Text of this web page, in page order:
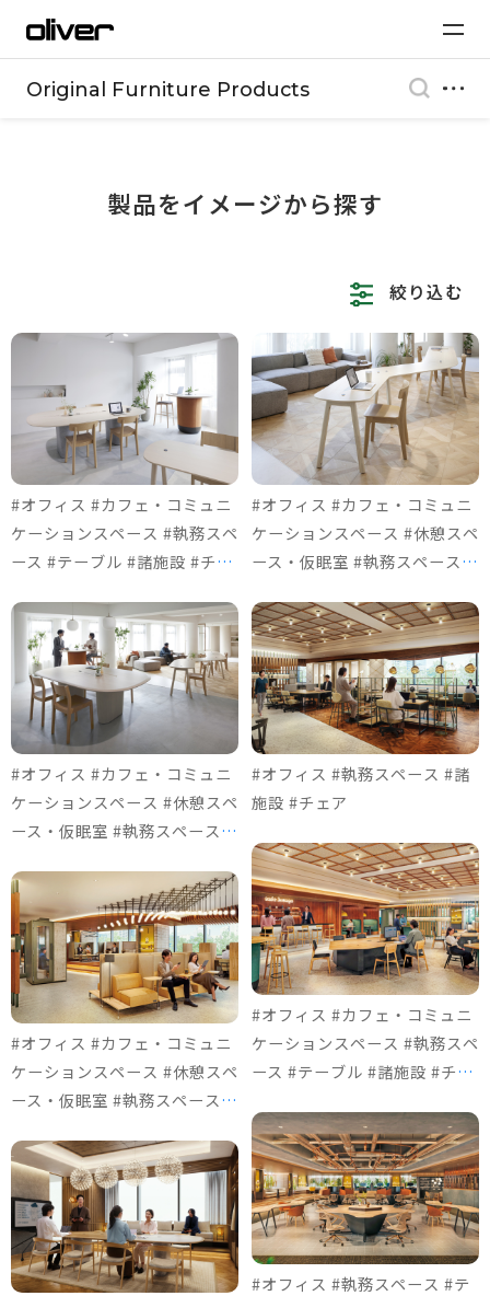
Original Furniture Products
製品をイメージから探す
絞り込む
#オフィス #カフェ・コミュニ
ケーションスペース #執務スペ
ース #テーブル #諸施設 #チェ
#オフィス #カフェ・コミュニ
ケーションスペース #休憩スペ
ース・仮眠室 #執務スペース #
ビーチェア #チェア
#オフィス #カフェ・コミュニ
ケーションスペース #休憩スペ
ース・仮眠室 #執務スペース #
#チェア #個室ブース
#オフィス #カフェ・コミュニ
ケーションスペース #休憩スペ
ース・仮眠室 #執務スペース #
ビーチェア #チェア
#オフィス #執務スペース #諸
施設 #チェア
#オフィス #カフェ・コミュニ
ケーションスペース #執務スペ
ース #テーブル #諸施設 #チェ
#オフィス #執務スペース #テ